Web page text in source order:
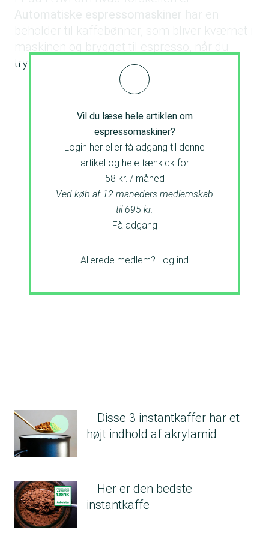
Automatiske espressomaskiner
har en
beholder til kaffebønner, som bliver kværnet i
maskinen og brygget til espresso, når du
trykker på knappen.
Vil du læse hele artiklen om
espressomaskiner?
Login her eller få adgang til denne
artikel og hele tænk.dk for
58 kr. / måned
Ved køb af 12 måneders medlemskab
til 695 kr.
Få adgang
Allerede medlem? Log ind
Disse 3 instantkaffer har et
højt indhold af akrylamid
Her er den bedste
instantkaffe